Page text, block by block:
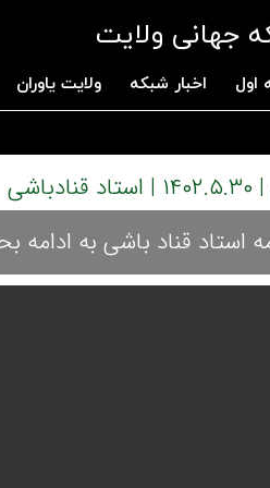
جهانی ولایت
اول اخبار شبکه ولایت یاوران
استاد قناد باشی به